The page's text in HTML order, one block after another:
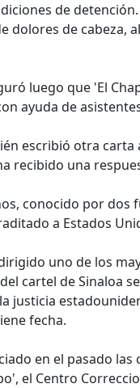
de
dolores de cabeza,
luego que 'El
ayuda de
escribió otra
recibido una
conocido por dos
a Estados
uno de los
cartel de Sinaloa
justicia
fecha.
en el pasado
el Centro